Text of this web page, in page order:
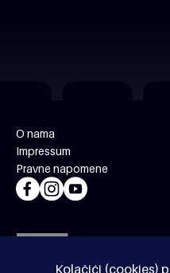
Kolačići (cookies)
O nama
Impressum
Pravne napomene